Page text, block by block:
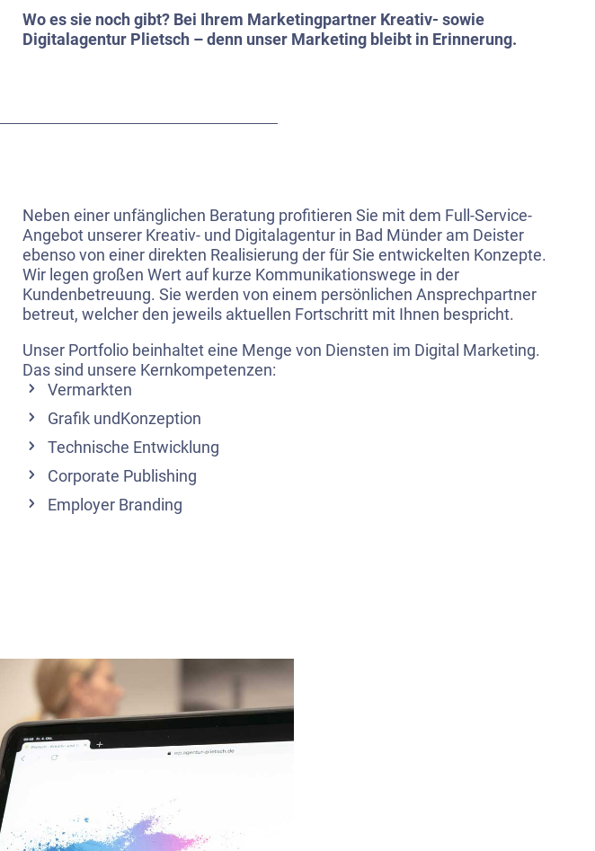
Wo es sie noch gibt? Bei Ihrem Marketingpartner Kreativ- sowie
Digitalagentur Plietsch – denn unser Marketing bleibt in Erinnerung.
Neben einer unfänglichen Beratung profitieren Sie mit dem Full-Service-
Angebot unserer Kreativ- und Digitalagentur in Bad Münder am Deister
ebenso von einer direkten Realisierung der für Sie entwickelten Konzepte.
Wir legen großen Wert auf kurze Kommunikationswege in der
Kundenbetreuung. Sie werden von einem persönlichen Ansprechpartner
betreut, welcher den jeweils aktuellen Fortschritt mit Ihnen bespricht.
Unser Portfolio beinhaltet eine Menge von Diensten im Digital Marketing.
Das sind unsere Kernkompetenzen:
Vermarkten
Grafik undKonzeption
Technische Entwicklung
Corporate Publishing
Employer Branding